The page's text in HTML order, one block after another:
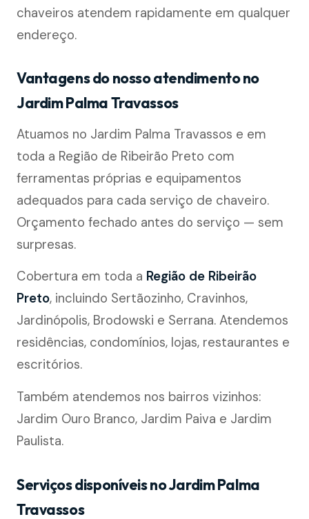
chaveiros atendem rapidamente em qualquer
endereço.
Vantagens do nosso atendimento no
Jardim Palma Travassos
Atuamos no Jardim Palma Travassos e em
toda a Região de Ribeirão Preto com
ferramentas próprias e equipamentos
adequados para cada serviço de chaveiro.
Orçamento fechado antes do serviço — sem
surpresas.
Cobertura em toda a Região de Ribeirão
Preto, incluindo Sertãozinho, Cravinhos,
Jardinópolis, Brodowski e Serrana. Atendemos
residências, condomínios, lojas, restaurantes e
escritórios.
Também atendemos nos bairros vizinhos:
Jardim Ouro Branco, Jardim Paiva e Jardim
Paulista.
Serviços disponíveis no Jardim Palma
Travassos